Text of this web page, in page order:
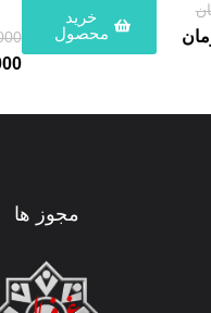
خرید
محصول
مجوز ها